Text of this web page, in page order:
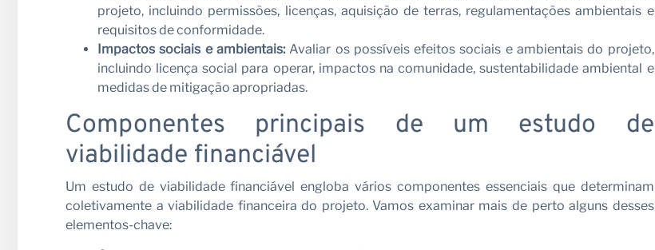
projeto, incluindo permissões, licenças, aquisição de terras, regulamentações ambientais e
requisitos de conformidade.
Impactos sociais e ambientais:Avaliar os possíveis efeitos sociais e ambientais do projeto,
incluindo licença social para operar, impactos na comunidade, sustentabilidade ambiental e
medidas de mitigação apropriadas.
Componentes principais de um estudo de
viabilidade financiável
Um estudo de viabilidade financiável engloba vários componentes essenciais que determinam
coletivamente a viabilidade financeira do projeto. Vamos examinar mais de perto alguns desses
elementos-chave: